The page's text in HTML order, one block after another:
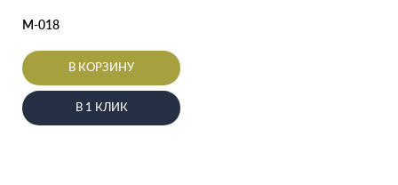
М-018
В КОРЗИНУ
В 1 КЛИК